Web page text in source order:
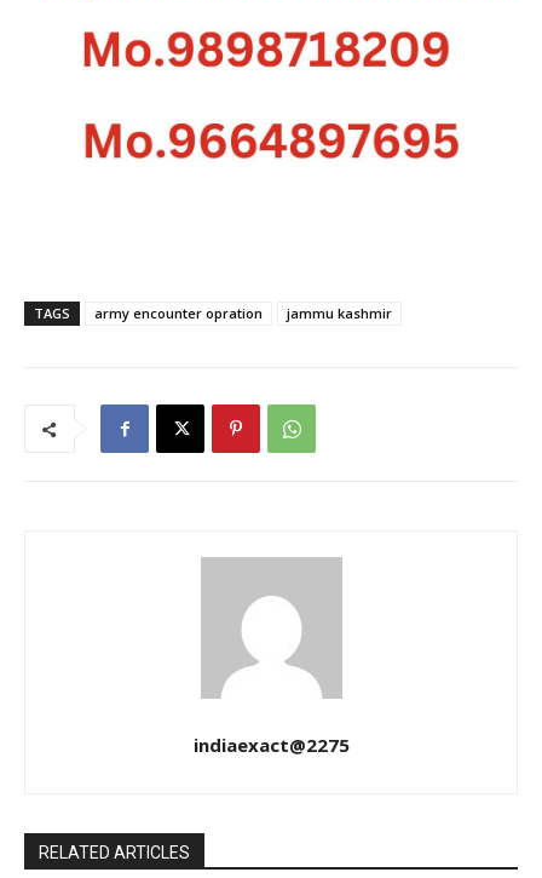
TAGS army encounter opration jammu kashmir
indiaexact@2275
RELATED ARTICLES